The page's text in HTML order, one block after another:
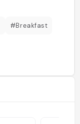
#Breakfast